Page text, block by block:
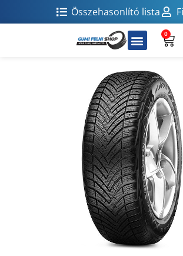
Összehasonlító lista
0